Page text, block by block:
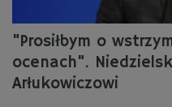
"Prosiłbym o
ocenach".
Arłukowiczowi